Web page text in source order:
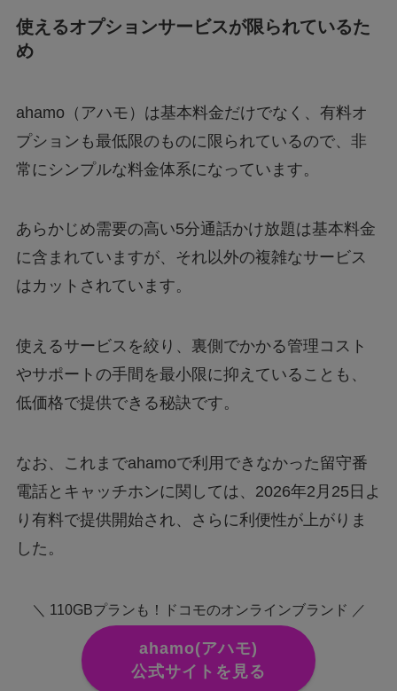
使えるオプションサービスが限られているた
め
ahamo（アハモ）は基本料金だけでなく、有料オ
プションも最低限のものに限られているので、非
常にシンプルな料金体系になっています。
あらかじめ需要の高い5分通話かけ放題は基本料金
に含まれていますが、それ以外の複雑なサービス
はカットされています。
使えるサービスを絞り、裏側でかかる管理コスト
やサポートの手間を最小限に抑えていることも、
低価格で提供できる秘訣です。
なお、これまでahamoで利用できなかった留守番
電話とキャッチホンに関しては、2026年2月25日よ
り有料で提供開始され、さらに利便性が上がりま
した。
＼ 110GBプランも！ドコモのオンラインブランド ／
ahamo(アハモ)
公式サイトを見る